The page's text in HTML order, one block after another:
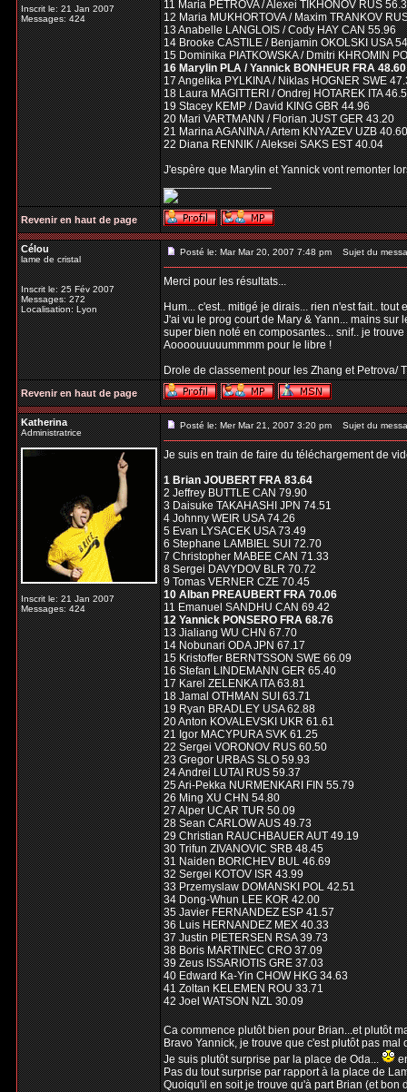
Inscrit le: 21 Jan 2007
Messages: 424
11 Maria PETROVA / Alexei TIKHONOV RUS
12 Maria MUKHORTOVA / Maxim TRANKOV
13 Anabelle LANGLOIS / Cody HAY CAN 55.96
14 Brooke CASTILE / Benjamin OKOLSKI USA
15 Dominika PIATKOWSKA / Dmitri KHROMIN
16 Marylin PLA / Yannick BONHEUR FRA 48.60
17 Angelika PYLKINA / Niklas HOGNER SWE
18 Laura MAGITTERI / Ondrej HOTAREK ITA
19 Stacey KEMP / David KING GBR 44.96
20 Mari VARTMANN / Florian JUST GER 43.20
21 Marina AGANINA / Artem KNYAZEV UZB 40.60
22 Diana RENNIK / Aleksei SAKS EST 40.04
J'espère que Marylin et Yannick vont remonter
_________________
Revenir en haut de page
Célou
lame de cristal
Inscrit le: 25 Fév 2007
Messages: 272
Localisation: Lyon
Posté le: Mar Mar 20, 2007 7:48 pm Sujet du
Merci pour les résultats...
Hum... c'est.. mitigé je dirais... rien n'est fait..
J'ai vu le prog court de Mary & Yann... mains
super bien noté en composantes... snif.. je
Aoooouuuuummmm pour le libre !
Drole de classement pour les Zhang et Petrova/
Revenir en haut de page
Katherina
Administratrice
Inscrit le: 21 Jan 2007
Messages: 424
Posté le: Mer Mar 21, 2007 3:20 pm Sujet du
Je suis en train de faire du téléchargement de
1 Brian JOUBERT FRA 83.64
2 Jeffrey BUTTLE CAN 79.90
3 Daisuke TAKAHASHI JPN 74.51
4 Johnny WEIR USA 74.26
5 Evan LYSACEK USA 73.49
6 Stephane LAMBIEL SUI 72.70
7 Christopher MABEE CAN 71.33
8 Sergei DAVYDOV BLR 70.72
9 Tomas VERNER CZE 70.45
10 Alban PREAUBERT FRA 70.06
11 Emanuel SANDHU CAN 69.42
12 Yannick PONSERO FRA 68.76
13 Jialiang WU CHN 67.70
14 Nobunari ODA JPN 67.17
15 Kristoffer BERNTSSON SWE 66.09
16 Stefan LINDEMANN GER 65.40
17 Karel ZELENKA ITA 63.81
18 Jamal OTHMAN SUI 63.71
19 Ryan BRADLEY USA 62.88
20 Anton KOVALEVSKI UKR 61.61
21 Igor MACYPURA SVK 61.25
22 Sergei VORONOV RUS 60.50
23 Gregor URBAS SLO 59.93
24 Andrei LUTAI RUS 59.37
25 Ari-Pekka NURMENKARI FIN 55.79
26 Ming XU CHN 54.80
27 Alper UCAR TUR 50.09
28 Sean CARLOW AUS 49.73
29 Christian RAUCHBAUER AUT 49.19
30 Trifun ZIVANOVIC SRB 48.45
31 Naiden BORICHEV BUL 46.69
32 Sergei KOTOV ISR 43.99
33 Przemyslaw DOMANSKI POL 42.51
34 Dong-Whun LEE KOR 42.00
35 Javier FERNANDEZ ESP 41.57
36 Luis HERNANDEZ MEX 40.33
37 Justin PIETERSEN RSA 39.73
38 Boris MARTINEC CRO 37.09
39 Zeus ISSARIOTIS GRE 37.03
40 Edward Ka-Yin CHOW HKG 34.63
41 Zoltan KELEMEN ROU 33.71
42 Joel WATSON NZL 30.09
Ca commence plutôt bien pour Brian...et plutôt
Bravo Yannick, je trouve que c'est plutôt pas mal
Je suis plutôt surprise par la place de Oda...
Pas du tout surprise par rapport à la place de
Quoiqu'il en soit je trouve qu'à part Brian (et bon